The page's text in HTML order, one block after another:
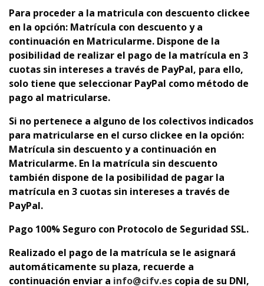
Para proceder a la matricula con descuento clickee
en la opción: Matrícula con descuento y a
continuación en Matricularme. Dispone de la
posibilidad de realizar el pago de la matrícula en 3
cuotas sin intereses a través de PayPal, para ello,
solo tiene que seleccionar PayPal como método de
pago al matricularse.
Si no pertenece a alguno de los colectivos indicados
para matricularse en el curso clickee en la opción:
Matrícula sin descuento y a continuación en
Matricularme. En la matrícula sin descuento
también dispone de la posibilidad de pagar la
matrícula en 3 cuotas sin intereses a través de
PayPal.
Pago 100% Seguro con Protocolo de Seguridad SSL.
Realizado el pago de la matrícula se le asignará
automáticamente su plaza, recuerde a
continuación enviar a info@cifv.es copia de su DNI,